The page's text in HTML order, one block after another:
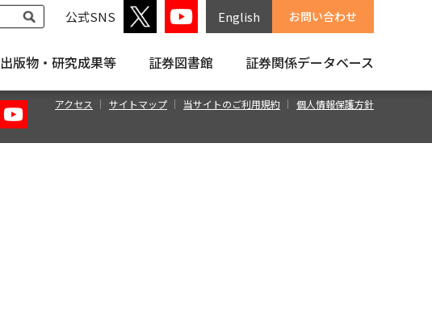
公式SNS English お問い合わせ
出版物・ 研究成果等 証券図書館 証券関係データベース
アクセス サイトマップ 当サイトのご利用規約 個人情報保護方針